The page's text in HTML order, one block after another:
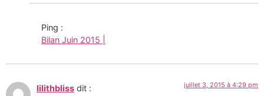
Ping :
Bilan Juin 2015 |
lilithbliss dit : juillet 3, 2015 à 4:29 pm